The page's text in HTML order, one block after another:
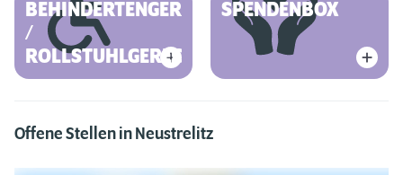
BEHINDERTENGERECHT
/
ROLLSTUHLGERECHT
SPENDENBOX
Offene Stellen in Neustrelitz